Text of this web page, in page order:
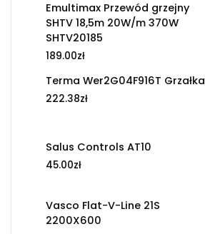
Emultimax Przewód grzejny
SHTV 18,5m 20W/m 370W
SHTV20185
189.00zł
Terma Wer2G04F916T Grzałka
222.38zł
Salus Controls AT10
45.00zł
Vasco Flat-V-Line 21S
2200X600